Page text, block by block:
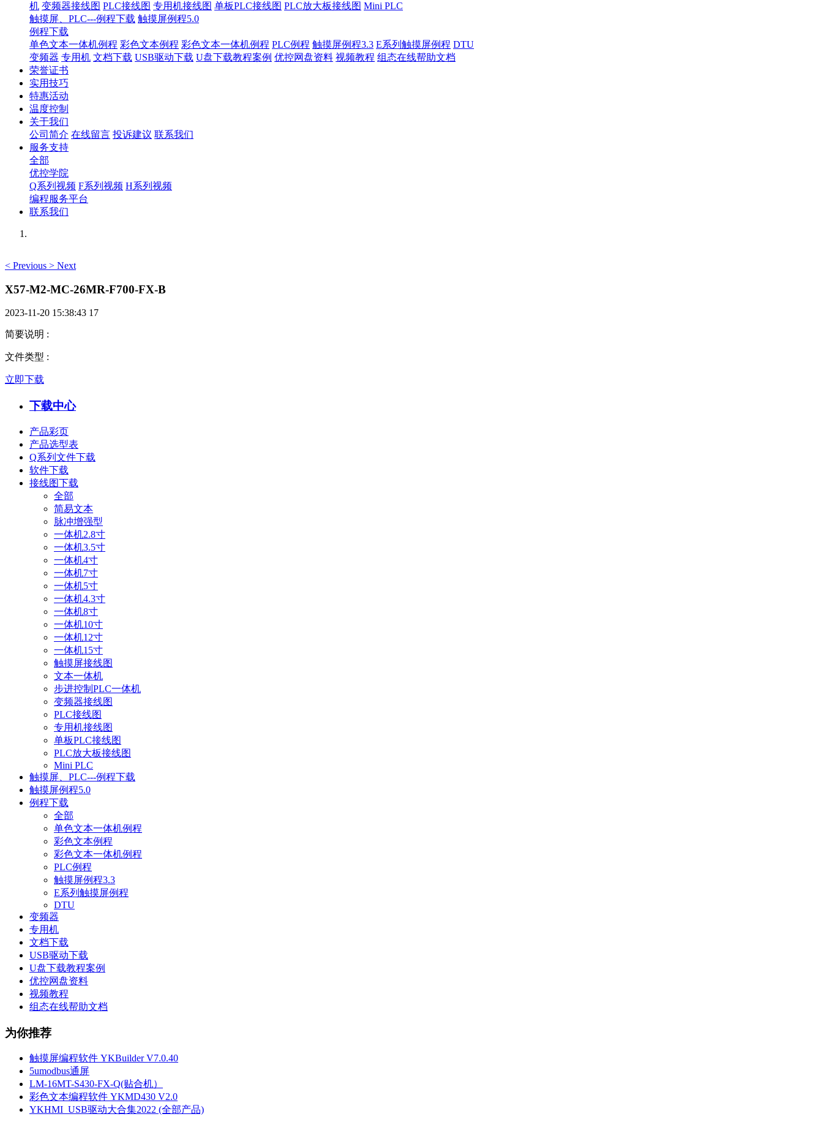
机 变频器接线图 PLC接线图 专用机接线图 单板PLC接线图 PLC放大板接线图 Mini PLC
触摸屏、PLC---例程下载 触摸屏例程5.0
例程下载
单色文本一体机例程 彩色文本例程 彩色文本一体机例程 PLC例程 触摸屏例程3.3 E系列触摸屏例程 DTU
变频器 专用机 文档下载 USB驱动下载 U盘下载教程案例 优控网盘资料 视频教程 组态在线帮助文档
荣誉证书
实用技巧
特惠活动
温度控制
关于我们
公司简介 在线留言 投诉建议 联系我们
服务支持
全部
优控学院
Q系列视频 F系列视频 H系列视频
编程服务平台
联系我们
< Previous > Next
X57-M2-MC-26MR-F700-FX-B
2023-11-20 15:38:43 17
简要说明 :
文件类型 :
立即下载
下载中心
产品彩页
产品选型表
Q系列文件下载
软件下载
接线图下载
全部
简易文本
脉冲增强型
一体机2.8寸
一体机3.5寸
一体机4寸
一体机7寸
一体机5寸
一体机4.3寸
一体机8寸
一体机10寸
一体机12寸
一体机15寸
触摸屏接线图
文本一体机
步进控制PLC一体机
变频器接线图
PLC接线图
专用机接线图
单板PLC接线图
PLC放大板接线图
Mini PLC
触摸屏、PLC---例程下载
触摸屏例程5.0
例程下载
全部
单色文本一体机例程
彩色文本例程
彩色文本一体机例程
PLC例程
触摸屏例程3.3
E系列触摸屏例程
DTU
变频器
专用机
文档下载
USB驱动下载
U盘下载教程案例
优控网盘资料
视频教程
组态在线帮助文档
为你推荐
触摸屏编程软件 YKBuilder V7.0.40
5umodbus通屏
LM-16MT-S430-FX-Q(贴合机）
彩色文本编程软件 YKMD430 V2.0
YKHMI_USB驱动大合集2022 (全部产品)